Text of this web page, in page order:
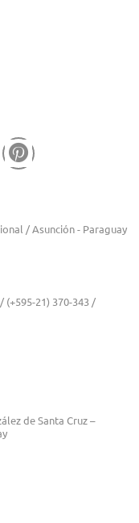
/ Asunción - Paraguay
(+595-21) 370-343 /
de Santa Cruz –